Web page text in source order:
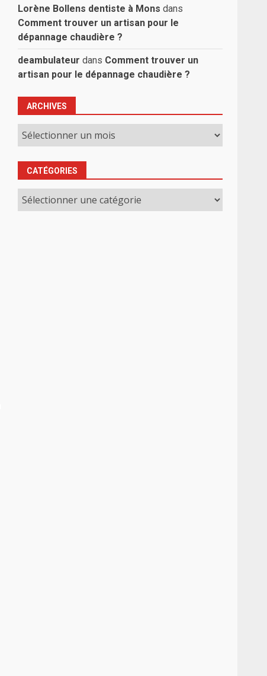
Lorène Bollens dentiste à Mons dans
Comment trouver un artisan pour le
dépannage chaudière ?
deambulateur dans Comment trouver un
artisan pour le dépannage chaudière ?
ARCHIVES
Archives
CATÉGORIES
Catégories